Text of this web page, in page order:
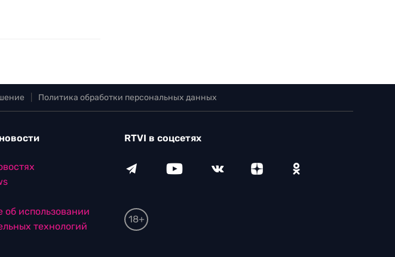
Политика обработки персональных данных
об использовании
технологий
RTVI в соцсетях
18+